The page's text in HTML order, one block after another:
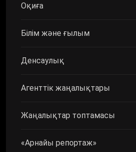
Оқиға
Білім және ғылым
Денсаулық
Агенттік жаңалықтары
Жаңалықтар топтамасы
«Арнайы репортаж»